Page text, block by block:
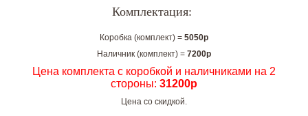
Комплектация:
Коробка (комплект) = 5050р
Наличник (комплект) = 7200р
Цена комплекта с коробкой и наличниками на 2
стороны: 31200р
Цена со скидкой.